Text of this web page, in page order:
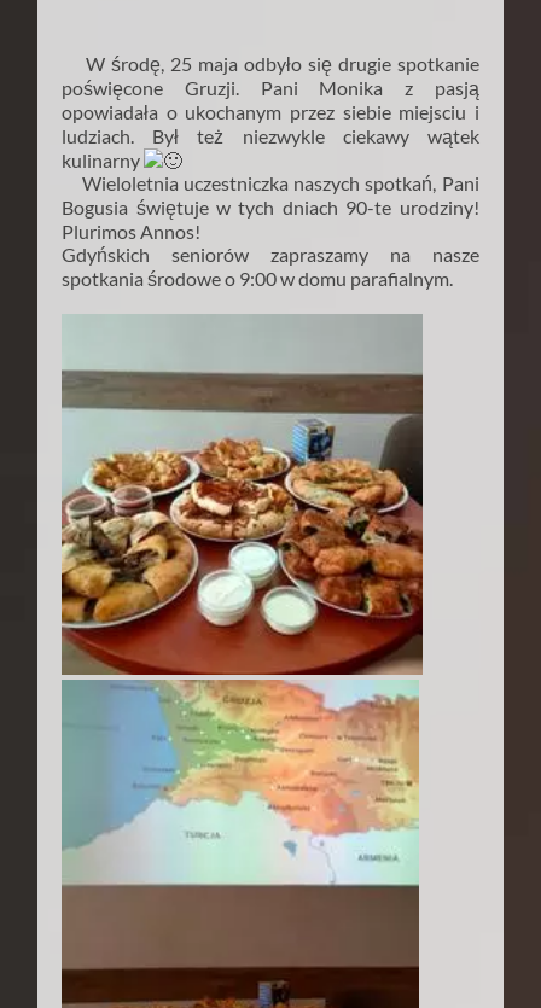
W środę, 25 maja odbyło się drugie spotkanie
poświęcone Gruzji. Pani Monika z pasją
opowiadała o ukochanym przez siebie miejsciu i
ludziach. Był też niezwykle ciekawy wątek
kulinarny
Wieloletnia uczestniczka naszych spotkań, Pani
Bogusia świętuje w tych dniach 90-te urodziny!
Plurimos Annos!
Gdyńskich seniorów zapraszamy na nasze
spotkania środowe o 9:00 w domu parafialnym.